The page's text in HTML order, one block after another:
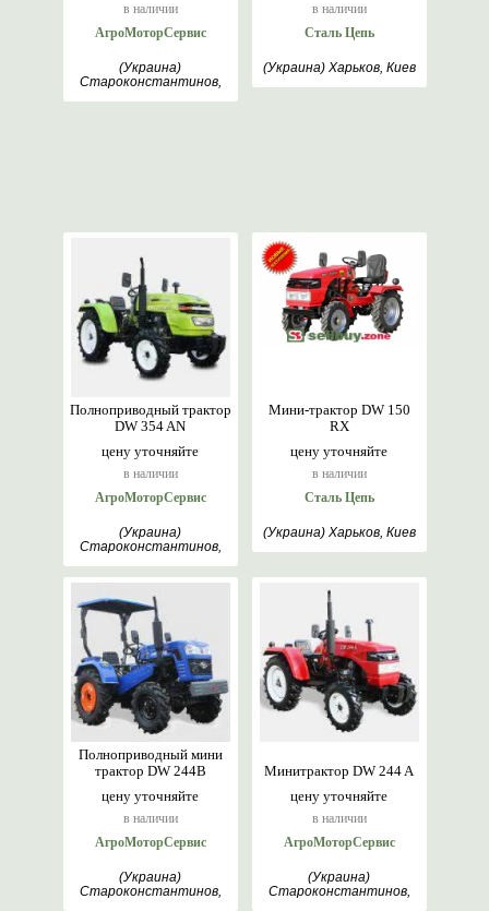
в наличии
АгроМоторСервис
(Украина)
Староконстантинов,
в наличии
Сталь Цепь
(Украина) Харьков, Киев
цену уточняйте
в наличии
Полноприводный трактор
DW 354 AN
АгроМоторСервис
(Украина)
Староконстантинов,
цену уточняйте
в наличии
Мини-трактор DW 150
RX
Сталь Цепь
(Украина) Харьков, Киев
цену уточняйте
в наличии
Полноприводный мини
трактор DW 244В
АгроМоторСервис
(Украина)
Староконстантинов,
цену уточняйте
в наличии
Минитрактор DW 244 A
АгроМоторСервис
(Украина)
Староконстантинов,